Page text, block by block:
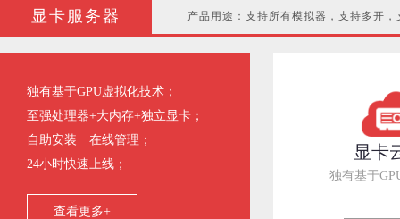
显卡服务器 产品用途：支持所有模拟器，支持多开
独有基于GPU虚拟化技术；
至强处理器+大内存+独立显卡；
自助安装 在线管理；
24小时快速上线；
查看更多+
显卡
独有基于